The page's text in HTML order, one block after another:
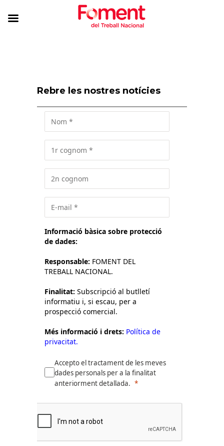
Rebre les nostres notícies
Informació bàsica sobre protecció
de dades:
Responsable: FOMENT DEL
TREBALL NACIONAL.
Finalitat: Subscripció al butlletí
informatiu i, si escau, per a
prospecció comercial.
Més informació i drets: Política de
privacitat.
Accepto el tractament de les meves
dades personals per a la finalitat
anteriorment detallada.